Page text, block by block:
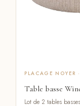
PLACAGE NOYER
Table basse
Lot de 2 tables